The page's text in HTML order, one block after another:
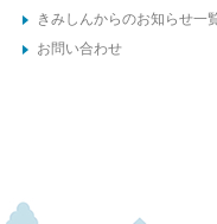
きみしんからのお知らせ一
お問い合わせ